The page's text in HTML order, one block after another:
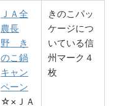
ＪＡ全
農長
野 き
のこ鍋
キャン
ペーン
☆×ＪＡ
きのこパッ
ケージにつ
いている信
州マーク４
枚